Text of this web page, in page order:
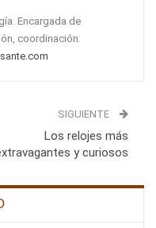
Encargada de
coordinación.
SIGUIENTE
Los relojes más
y curiosos